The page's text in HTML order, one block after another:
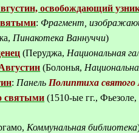
освобождающий
: Фрагмент,
Пинакотека Ваннуччи)
(Перуджа, Национальная
(Болонья,
: Панель Полиптиха святого
святыми (1510-ые гг., Фьезоле,
Коммунальная библиотека